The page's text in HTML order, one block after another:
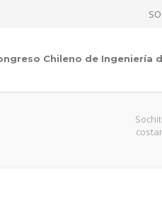
Chileno de Ingeniería